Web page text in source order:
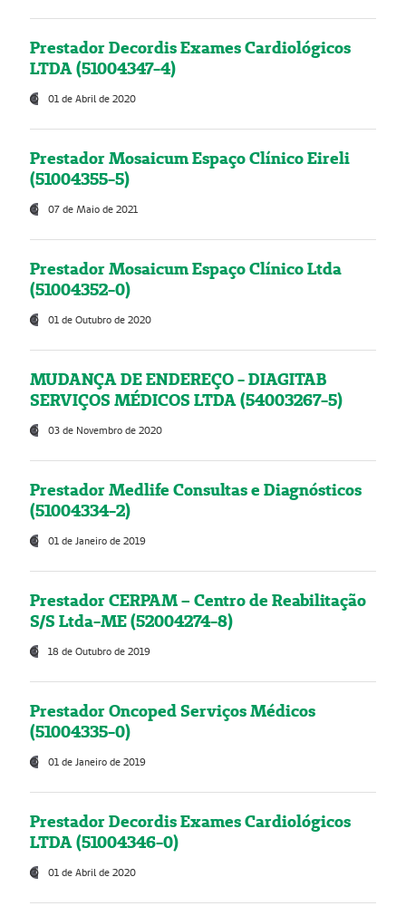
Prestador Decordis Exames Cardiológicos
LTDA (51004347-4)
01 de Abril de 2020
Prestador Mosaicum Espaço Clínico Eireli
(51004355-5)
07 de Maio de 2021
Prestador Mosaicum Espaço Clínico Ltda
(51004352-0)
01 de Outubro de 2020
MUDANÇA DE ENDEREÇO - DIAGITAB
SERVIÇOS MÉDICOS LTDA (54003267-5)
03 de Novembro de 2020
Prestador Medlife Consultas e Diagnósticos
(51004334-2)
01 de Janeiro de 2019
Prestador CERPAM – Centro de Reabilitação
S/S Ltda-ME (52004274-8)
18 de Outubro de 2019
Prestador Oncoped Serviços Médicos
(51004335-0)
01 de Janeiro de 2019
Prestador Decordis Exames Cardiológicos
LTDA (51004346-0)
01 de Abril de 2020